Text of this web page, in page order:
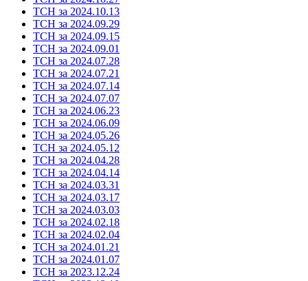
ТСН за 2024.10.13
ТСН за 2024.09.29
ТСН за 2024.09.15
ТСН за 2024.09.01
ТСН за 2024.07.28
ТСН за 2024.07.21
ТСН за 2024.07.14
ТСН за 2024.07.07
ТСН за 2024.06.23
ТСН за 2024.06.09
ТСН за 2024.05.26
ТСН за 2024.05.12
ТСН за 2024.04.28
ТСН за 2024.04.14
ТСН за 2024.03.31
ТСН за 2024.03.17
ТСН за 2024.03.03
ТСН за 2024.02.18
ТСН за 2024.02.04
ТСН за 2024.01.21
ТСН за 2024.01.07
ТСН за 2023.12.24